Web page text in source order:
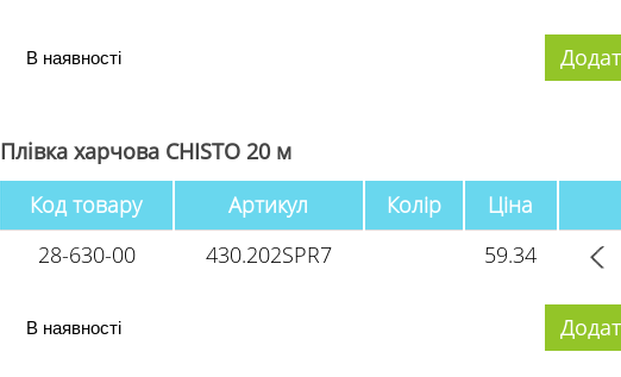
В наявності
Плівка харчова CHISTO 20 м
Код товару
Артикул Колір Ціна
28-630-00
430.202SPR7 59.34
В наявності